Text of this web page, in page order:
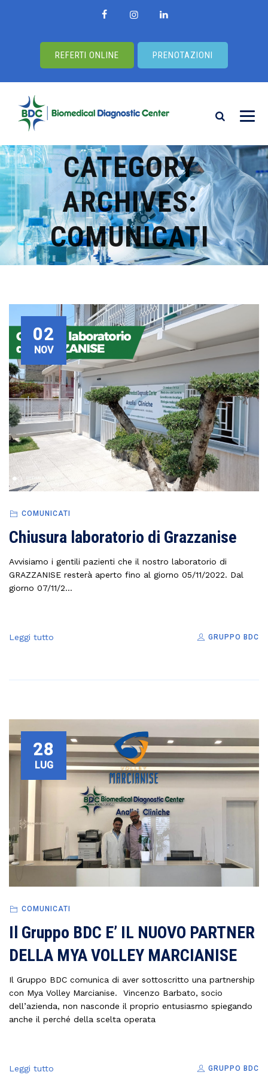
REFERTI ONLINE PRENOTAZIONI
CATEGORY
ARCHIVES:
COMUNICATI
02
NOV
COMUNICATI
Chiusura laboratorio di Grazzanise
Avvisiamo i gentili pazienti che il nostro laboratorio di
GRAZZANISE resterà aperto fino al giorno 05/11/2022. Dal
giorno 07/11/2...
Leggi tutto GRUPPO BDC
28
LUG
COMUNICATI
Il Gruppo BDC E’ IL NUOVO PARTNER
DELLA MYA VOLLEY MARCIANISE
Il Gruppo BDC comunica di aver sottoscritto una partnership
con Mya Volley Marcianise. Vincenzo Barbato, socio
dell’azienda, non nasconde il proprio entusiasmo spiegando
anche il perché della scelta operata
Leggi tutto GRUPPO BDC